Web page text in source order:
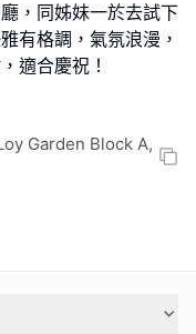
，同姊妹一於去試下
有格調，氣氛浪漫，
適合慶祝！
Garden Block A,